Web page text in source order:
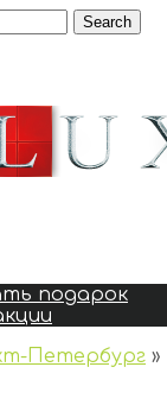
Search
подарок
Петербург »